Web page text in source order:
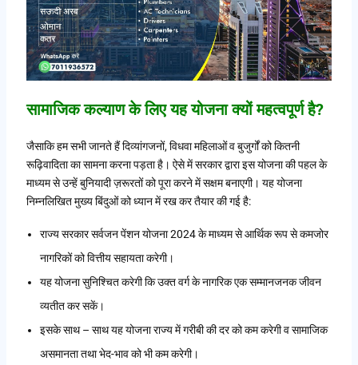
सामाजिक कल्याण के लिए यह योजना क्यों महत्वपूर्ण है?
जैसाकि हम सभी जानते हैं दिव्यांगजनों, विधवा महिलाओं व बुजुर्गों को कितनी
रूढ़िवादिता का सामना करना पड़ता है। ऐसे में सरकार द्वारा इस योजना की पहल के
माध्यम से उन्हें बुनियादी ज़रूरतों को पूरा करने में सक्षम बनाएगी। यह योजना
निम्नलिखित मुख्य बिंदुओं को ध्यान में रख कर तैयार की गई है:
राज्य सरकार सर्वजन पेंशन योजना 2024 के माध्यम से आर्थिक रूप से कमजोर
नागरिकों को वित्तीय सहायता करेगी।
यह योजना सुनिश्चित करेगी कि उक्त वर्ग के नागरिक एक सम्मानजनक जीवन
व्यतीत कर सकें।
इसके साथ – साथ यह योजना राज्य में गरीबी की दर को कम करेगी व सामाजिक
असमानता तथा भेद-भाव को भी कम करेगी।